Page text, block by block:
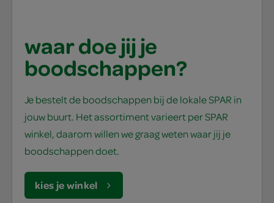
waar doe jij je
boodschappen?
Je bestelt de boodschappen bij de lokale SPAR in
jouw buurt. Het assortiment varieert per SPAR
winkel, daarom willen we graag weten waar jij je
boodschappen doet.
kies je winkel